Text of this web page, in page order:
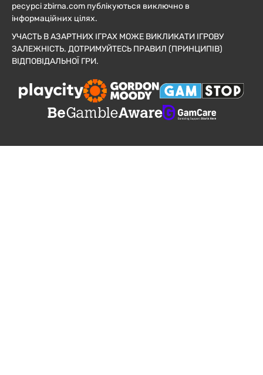
ресурсі zbirna.com публікуються виключно в
інформаційних цілях.
УЧАСТЬ В АЗАРТНИХ ІГРАХ МОЖЕ ВИКЛИКАТИ ІГРОВУ
ЗАЛЕЖНІСТЬ. ДОТРИМУЙТЕСЬ ПРАВИЛ (ПРИНЦИПІВ)
ВІДПОВІДАЛЬНОЇ ГРИ.